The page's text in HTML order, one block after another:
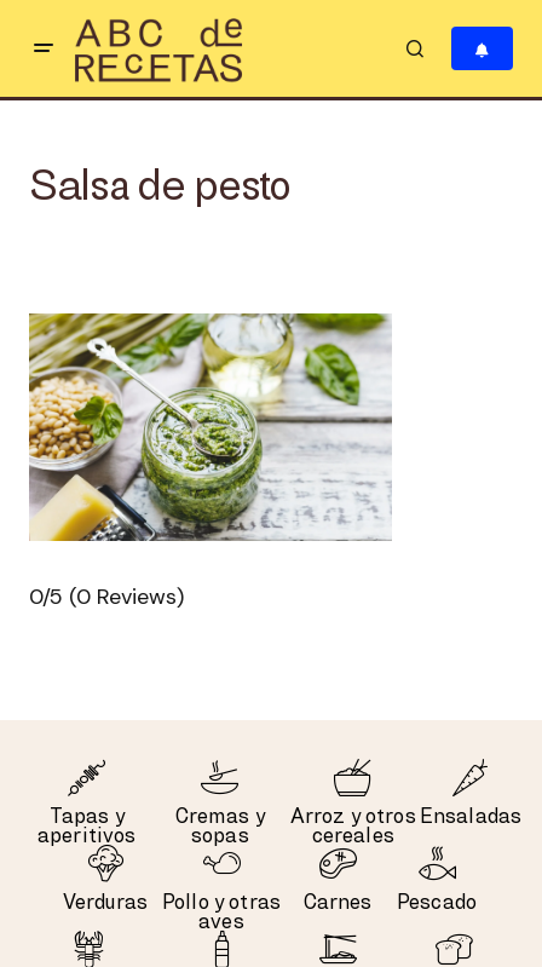
Salsa de pesto
0/5 (0 Reviews)
Tapas y
aperitivos
Cremas y
sopas
Arroz y otros
cereales
Ensaladas
Verduras
Pollo y otras
aves
Carnes Pescado